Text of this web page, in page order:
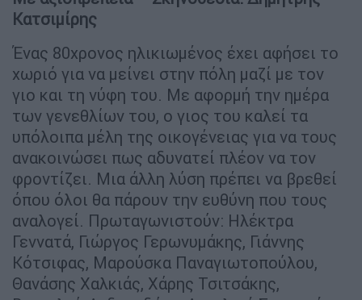
Κατσιμίρης
Ένας 80χρονος ηλικιωμένος έχει αφήσει το
χωριό για να μείνει στην πόλη μαζί με τον
γιο και τη νύφη του. Με αφορμή την ημέρα
των γενεθλίων του, ο γιος του καλεί τα
υπόλοιπα μέλη της οικογένειας για να τους
ανακοινώσει πως αδυνατεί πλέον να τον
φροντίζει. Μια άλλη λύση πρέπει να βρεθεί
όπου όλοι θα πάρουν την ευθύνη που τους
αναλογεί. Πρωταγωνιστούν: Ηλέκτρα
Γεννατά, Γιώργος Γερωνυμάκης, Γιάννης
Κότσιφας, Μαρούσκα Παναγιωτοπούλου,
Θανάσης Χαλκιάς, Χάρης Τσιτσάκης,